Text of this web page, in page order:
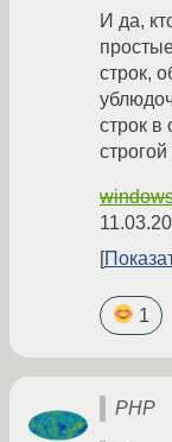
И да,
строк,
строк в
1
PHP